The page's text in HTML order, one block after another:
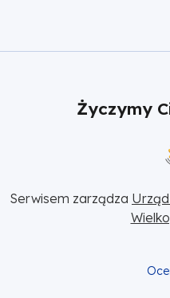
Życzymy
Serwisem zarządza